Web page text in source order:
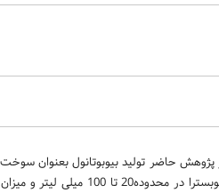
حاضر تولید بیوبوتانول بعنوان